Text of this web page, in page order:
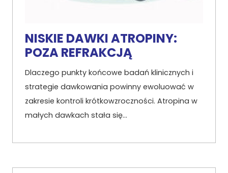
NISKIE DAWKI ATROPINY:
POZA REFRAKCJĄ
Dlaczego punkty końcowe badań klinicznych i
strategie dawkowania powinny ewoluować w
zakresie kontroli krótkowzroczności. Atropina w
małych dawkach stała się…